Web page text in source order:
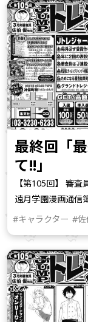
最終回「
て!!」
【第105回】 審査
遠月学園漫画通信
#キャラクター #佐